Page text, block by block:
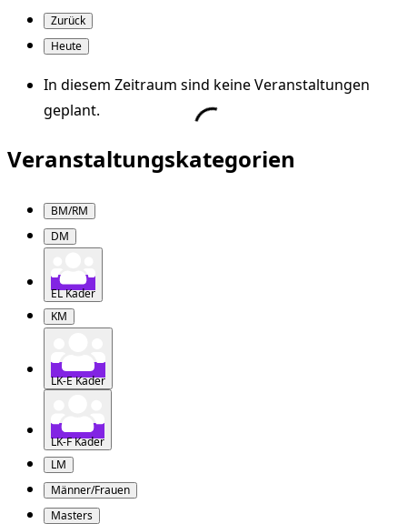
Zurück
Heute
In diesem Zeitraum sind keine Veranstaltungen
geplant.
Veranstaltungskategorien
BM/RM
DM
EL Kader
KM
LK-E Kader
LK-F Kader
LM
Männer/Frauen
Masters